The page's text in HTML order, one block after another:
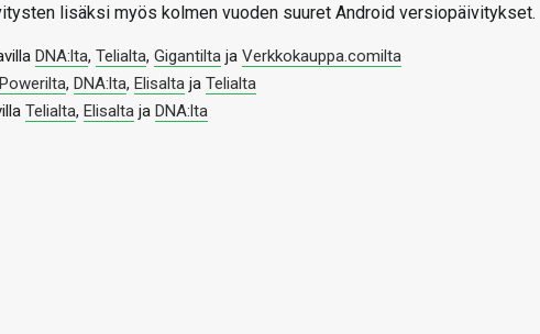
lisäksi myös kolmen vuoden suuret Android versiopäivitykset.
DNA:lta, Telialta, Gigantilta ja Verkkokauppa.comilta
Powerilta, DNA:lta, Elisalta ja Telialta
Telialta, Elisalta ja DNA:lta